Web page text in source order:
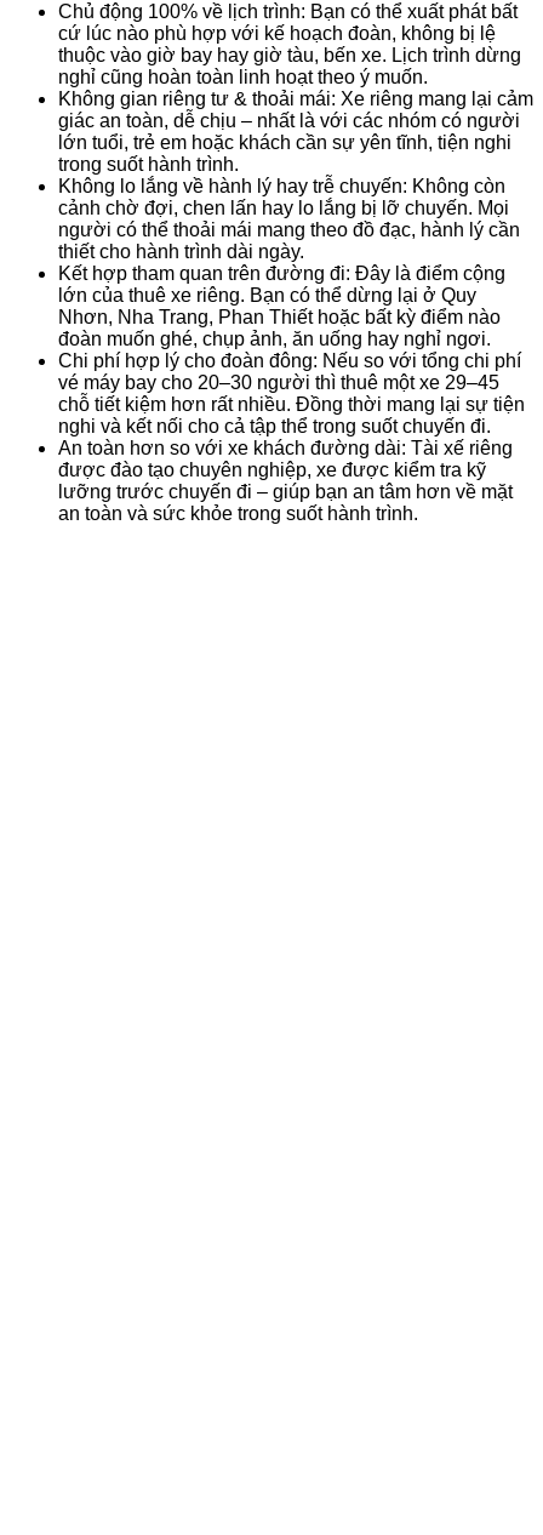
Chủ động 100% về lịch trình: Bạn có thể xuất phát bất
cứ lúc nào phù hợp với kế hoạch đoàn, không bị lệ
thuộc vào giờ bay hay giờ tàu, bến xe. Lịch trình dừng
nghỉ cũng hoàn toàn linh hoạt theo ý muốn.
Không gian riêng tư & thoải mái: Xe riêng mang lại cảm
giác an toàn, dễ chịu – nhất là với các nhóm có người
lớn tuổi, trẻ em hoặc khách cần sự yên tĩnh, tiện nghi
trong suốt hành trình.
Không lo lắng về hành lý hay trễ chuyến: Không còn
cảnh chờ đợi, chen lấn hay lo lắng bị lỡ chuyến. Mọi
người có thể thoải mái mang theo đồ đạc, hành lý cần
thiết cho hành trình dài ngày.
Kết hợp tham quan trên đường đi: Đây là điểm cộng
lớn của thuê xe riêng. Bạn có thể dừng lại ở Quy
Nhơn, Nha Trang, Phan Thiết hoặc bất kỳ điểm nào
đoàn muốn ghé, chụp ảnh, ăn uống hay nghỉ ngơi.
Chi phí hợp lý cho đoàn đông: Nếu so với tổng chi phí
vé máy bay cho 20–30 người thì thuê một xe 29–45
chỗ tiết kiệm hơn rất nhiều. Đồng thời mang lại sự tiện
nghi và kết nối cho cả tập thể trong suốt chuyến đi.
An toàn hơn so với xe khách đường dài: Tài xế riêng
được đào tạo chuyên nghiệp, xe được kiểm tra kỹ
lưỡng trước chuyến đi – giúp bạn an tâm hơn về mặt
an toàn và sức khỏe trong suốt hành trình.